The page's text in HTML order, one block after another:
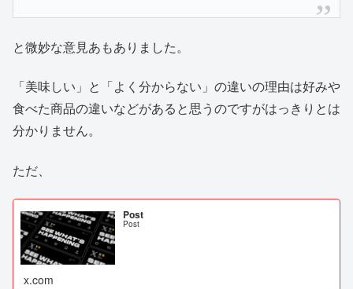
と微妙な意見あもありました。
「美味しい」と「よく分からない」の違いの理由は好みや
食べた商品の違いなどがあると思うのですがはっきりとは
分かりません。
ただ、
Post
Post
x.com